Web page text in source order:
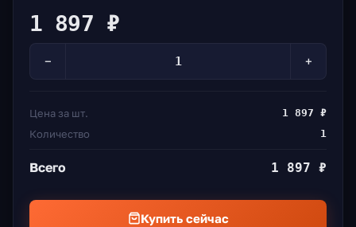
1 897 ₽
− +
Цена за шт. 1 897 ₽
Количество 1
Всего 1 897 ₽
Купить сейчас